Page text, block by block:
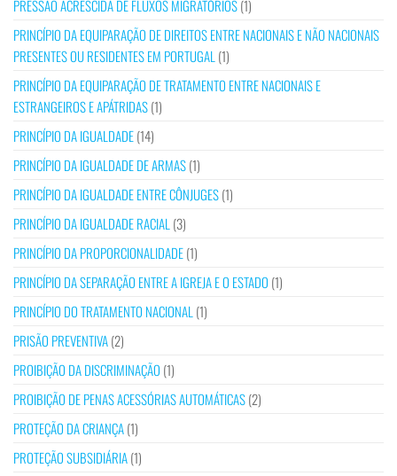
PRESSÃO ACRESCIDA DE FLUXOS MIGRATÓRIOS(1)
PRINCÍPIO DA EQUIPARAÇÃO DE DIREITOS ENTRE NACIONAIS E NÃO NACIONAIS
PRESENTES OU RESIDENTES EM PORTUGAL (1)
PRINCÍPIO DA EQUIPARAÇÃO DE TRATAMENTO ENTRE NACIONAIS E
ESTRANGEIROS E APÁTRIDAS(1)
PRINCÍPIO DA IGUALDADE(14)
PRINCÍPIO DA IGUALDADE DE ARMAS(1)
PRINCÍPIO DA IGUALDADE ENTRE CÔNJUGES(1)
PRINCÍPIO DA IGUALDADE RACIAL (3)
PRINCÍPIO DA PROPORCIONALIDADE(1)
PRINCÍPIO DA SEPARAÇÃO ENTRE A IGREJA E O ESTADO (1)
PRINCÍPIO DO TRATAMENTO NACIONAL (1)
PRISÃO PREVENTIVA(2)
PROIBIÇÃO DA DISCRIMINAÇÃO (1)
PROIBIÇÃO DE PENAS ACESSÓRIAS AUTOMÁTICAS(2)
PROTEÇÃO DA CRIANÇA(1)
PROTEÇÃO SUBSIDIÁRIA(1)